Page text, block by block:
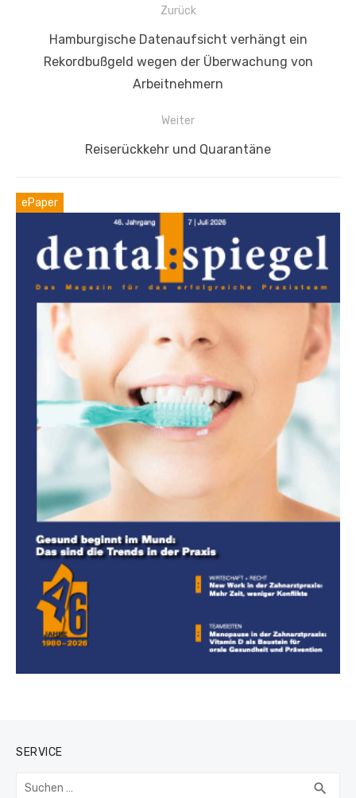
Beitragsnavigation
Zurück
VorherigerHamburgische Datenaufsicht verhängt ein
Rekordbußgeld wegen der Überwachung von
Arbeitnehmern
Weiter
Nächster
Reiserückkehr und Quarantäne
ePaper
SERVICE
Suchen
search